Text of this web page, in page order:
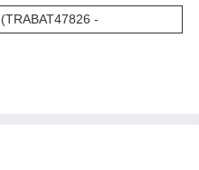
(TRABAT47826 -